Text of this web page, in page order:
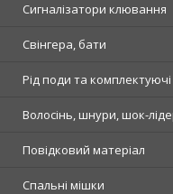
Сигналізатори клювання
Свінгера, бати
Рід поди та комплектуючі
Волосінь, шнури, шок-
Повідковий матеріал
Спальні мішки